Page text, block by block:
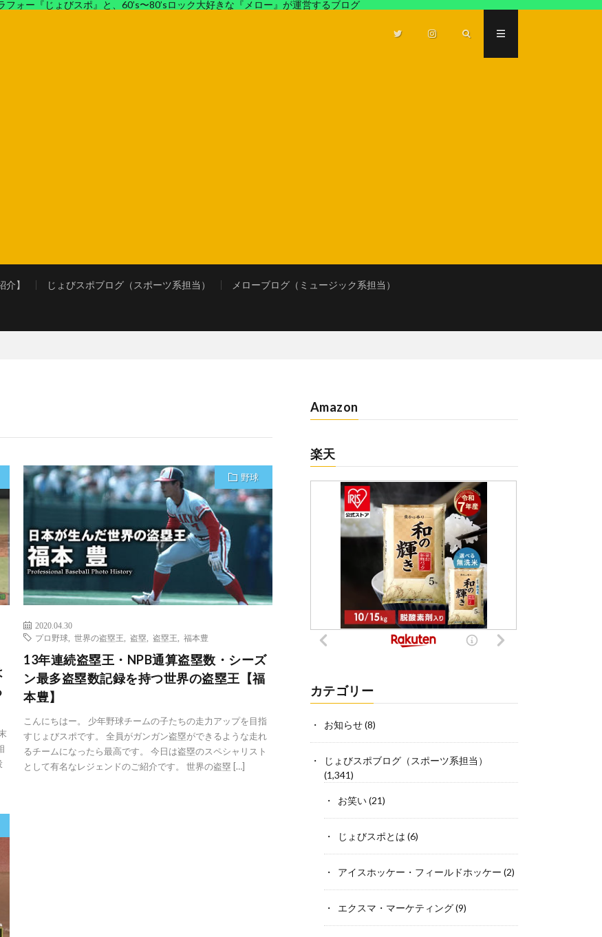
フォー『じょびスポ』と、60’s〜80’sロック大好きな『メロー』が運営するブログ
介】 じょびスポブログ（スポーツ系担当） メローブログ（ミュージック系担当）
野球
2020.04.30
プロ野球 ,世界の盗塁王 ,盗塁 ,盗塁王 ,福本豊
13年連続盗塁王・NPB通算盗塁数・シーズ
ン最多盗塁数記録を持つ世界の盗塁王【福
本豊】
こんにちはー。 少年野球チームの子たちの走力アップを目指
すじょびスポです。 全員がガンガン盗塁ができるような走れ
るチームになったら最高です。 今日は盗塁のスペシャリスト
として有名なレジェンドのご紹介です。 世界の盗塁 […]
Amazon
楽天
カテゴリー
お知らせ(8)
じょびスポブログ（スポーツ系担当）
(1,341)
お笑い(21)
じょびスポとは (6)
アイスホッケー・フィールドホッケー (2)
エクスマ・マーケティング(9)